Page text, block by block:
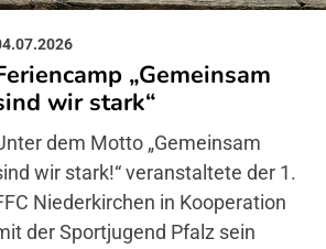
„Gemeinsam
wir stark“
dem Motto „Gemeinsam sind
stark!“ veranstaltete der 1. FFC
in Kooperation mit
Sportjugend Pfalz sein